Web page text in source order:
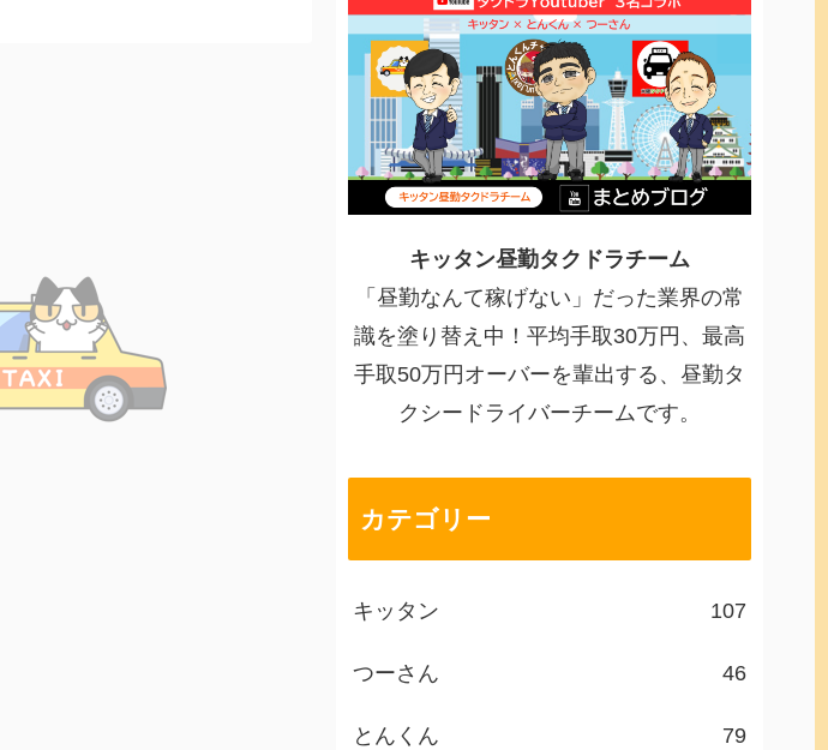
キッタン昼勤タクドラチーム
「昼勤なんて稼げない」だった業界の常
識を塗り替え中！平均手取30万円、最高
手取50万円オーバーを輩出する、昼勤タ
クシードライバーチームです。
カテゴリー
キッタン 107
つーさん 46
とんくん 79